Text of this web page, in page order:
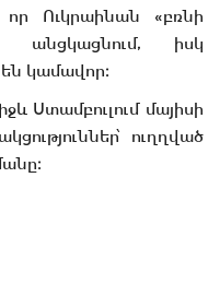
որ Ուկրաինան «բռնի
իսկ
կամավոր։
Ստամբուլում մայիսի
ուղղված